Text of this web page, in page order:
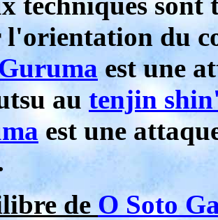
l'orientation du
est une
au tenjin
est une
de O Soto